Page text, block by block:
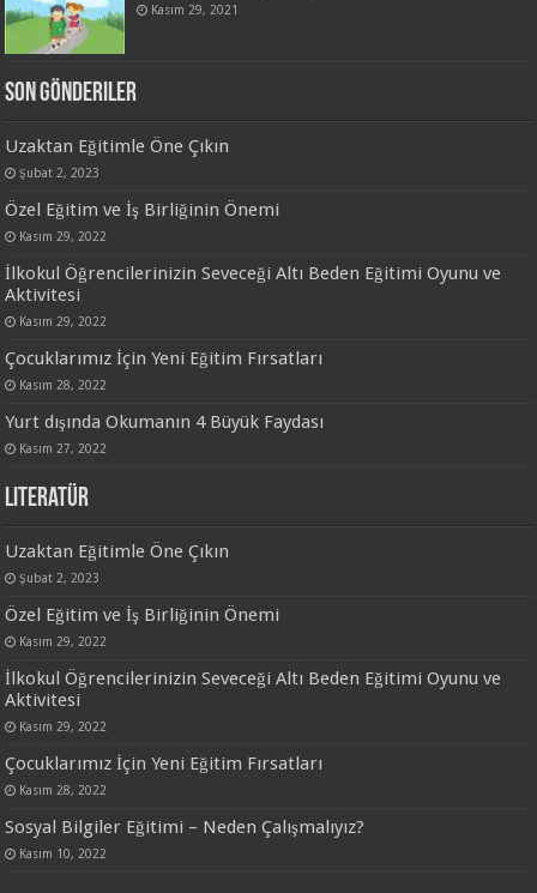
Kasım 29, 2021
Son Gönderiler
Uzaktan Eğitimle Öne Çıkın
Şubat 2, 2023
Özel Eğitim ve İş Birliğinin Önemi
Kasım 29, 2022
İlkokul Öğrencilerinizin Seveceği Altı Beden Eğitimi Oyunu ve
Aktivitesi
Kasım 29, 2022
Çocuklarımız İçin Yeni Eğitim Fırsatları
Kasım 28, 2022
Yurt dışında Okumanın 4 Büyük Faydası
Kasım 27, 2022
Literatür
Uzaktan Eğitimle Öne Çıkın
Şubat 2, 2023
Özel Eğitim ve İş Birliğinin Önemi
Kasım 29, 2022
İlkokul Öğrencilerinizin Seveceği Altı Beden Eğitimi Oyunu ve
Aktivitesi
Kasım 29, 2022
Çocuklarımız İçin Yeni Eğitim Fırsatları
Kasım 28, 2022
Sosyal Bilgiler Eğitimi – Neden Çalışmalıyız?
Kasım 10, 2022